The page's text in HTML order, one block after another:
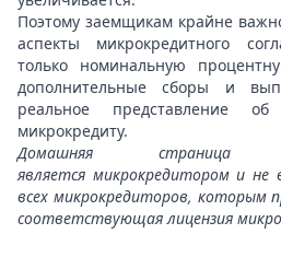
Поэтому заемщикам крайне
аспекты микрокредитного
только номинальную
дополнительные сборы и
реальное представление
микрокредиту.
Домашняя страница
является микрокредитором и
всех микрокредиторов, которым
соответствующая лицензия